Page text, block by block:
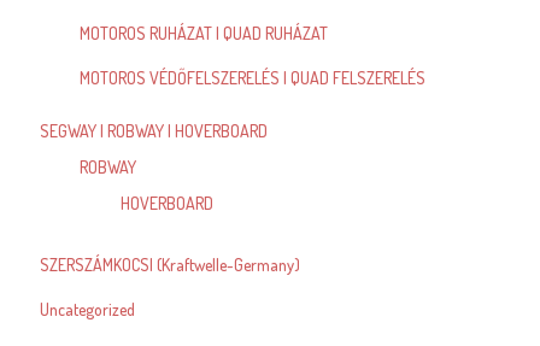
MOTOROS RUHÁZAT | QUAD RUHÁZAT
MOTOROS VÉDŐFELSZERELÉS | QUAD FELSZERELÉS
SEGWAY | ROBWAY | HOVERBOARD
ROBWAY
HOVERBOARD
SZERSZÁMKOCSI (Kraftwelle-Germany)
Uncategorized